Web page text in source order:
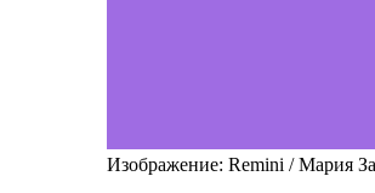
Изображение: Remini / Мария